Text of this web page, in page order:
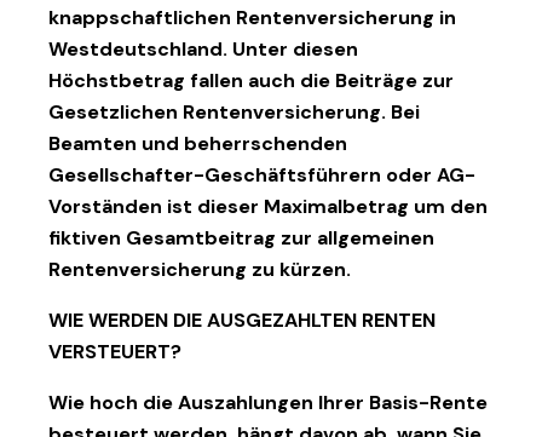
knappschaftlichen Rentenversicherung in
Westdeutschland. Unter diesen
Höchstbetrag fallen auch die Beiträge zur
Gesetzlichen Rentenversicherung. Bei
Beamten und beherrschenden
Gesellschafter-Geschäftsführern oder AG-
Vorständen ist dieser Maximalbetrag um den
fiktiven Gesamtbeitrag zur allgemeinen
Rentenversicherung zu kürzen.
WIE WERDEN DIE AUSGEZAHLTEN RENTEN
VERSTEUERT?
Wie hoch die Auszahlungen Ihrer Basis-Rente